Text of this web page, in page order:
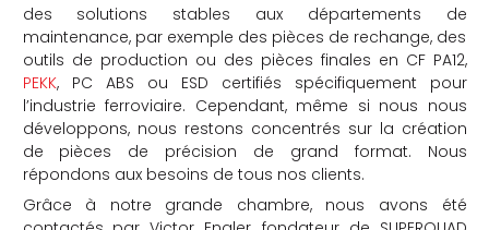
des solutions stables aux départements de
maintenance, par exemple des pièces de rechange, des
outils de production ou des pièces finales en CF PA12,
PEKK, PC ABS ou ESD certifiés spécifiquement pour
l’industrie ferroviaire. Cependant, même si nous nous
développons, nous restons concentrés sur la création
de pièces de précision de grand format. Nous
répondons aux besoins de tous nos clients.
Grâce à notre grande chambre, nous avons été